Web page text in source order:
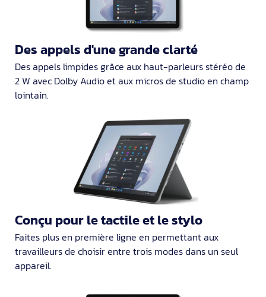
Des appels d'une grande clarté
Des appels limpides grâce aux haut-parleurs stéréo de
2 W avec Dolby Audio et aux micros de studio en champ
lointain.
Conçu pour le tactile et le stylo
Faites plus en première ligne en permettant aux
travailleurs de choisir entre trois modes dans un seul
appareil.